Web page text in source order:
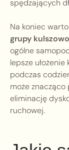
spędzających
Na koniec
grupy
ogólne
lepsze
podczas
może
eliminację
ruchowej.